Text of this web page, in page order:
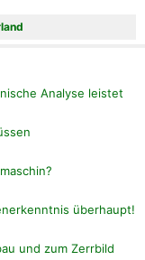
Analyse leistet
überhaupt!
und zum Zerrbild